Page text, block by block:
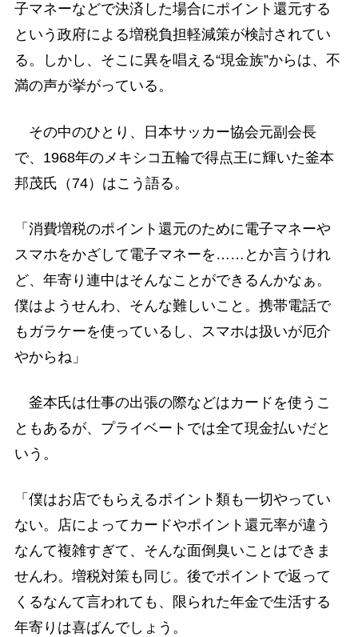
子マネーなどで決済した場合にポイント還元する
という政府による増税負担軽減策が検討されてい
る。しかし、そこに異を唱える“現金族”からは、不
満の声が挙がっている。
その中のひとり、日本サッカー協会元副会長
で、1968年のメキシコ五輪で得点王に輝いた釜本
邦茂氏（74）はこう語る。
「消費増税のポイント還元のために電子マネーや
スマホをかざして電子マネーを……とか言うけれ
ど、年寄り連中はそんなことができるんかなぁ。
僕はようせんわ、そんな難しいこと。携帯電話で
もガラケーを使っているし、スマホは扱いが厄介
やからね」
釜本氏は仕事の出張の際などはカードを使うこ
ともあるが、プライベートでは全て現金払いだと
いう。
「僕はお店でもらえるポイント類も一切やってい
ない。店によってカードやポイント還元率が違う
なんて複雑すぎて、そんな面倒臭いことはできま
せんわ。増税対策も同じ。後でポイントで返って
くるなんて言われても、限られた年金で生活する
年寄りは喜ばんでしょう。